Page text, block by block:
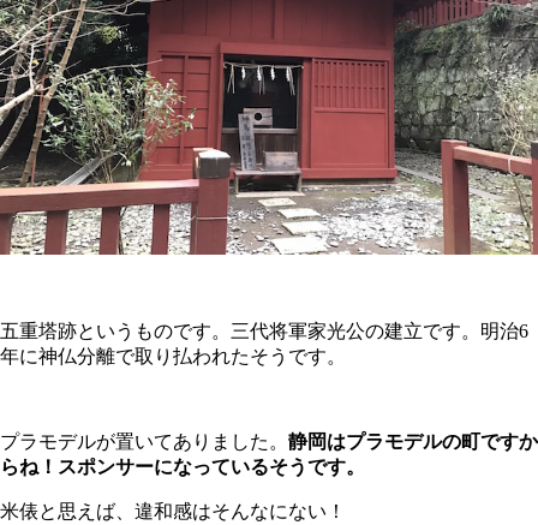
五重塔跡というものです。三代将軍家光公の建立です。明治6
年に神仏分離で取り払われたそうです。
プラモデルが置いてありました。 静岡はプラモデルの町ですか
らね！スポンサーになっているそうです。
米俵と思えば、違和感はそんなにない！